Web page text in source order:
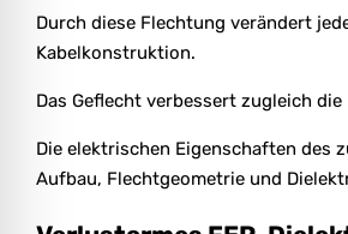
Durch diese Flechtung verändert
Kabelkonstruktion.
Das Geflecht verbessert zugleich
Die elektrischen Eigenschaften des
Aufbau, Flechtgeometrie und